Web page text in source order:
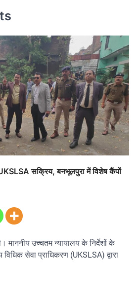
सक्रिय, बनभूलपुरा में विशेष कैंपों
माननीय उच्चतम न्यायालय के निर्देशों के
सेवा प्राधिकरण (UKSLSA) द्वारा